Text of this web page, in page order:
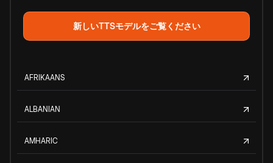
新しいTTSモデルをご覧ください
AFRIKAANS
ALBANIAN
AMHARIC